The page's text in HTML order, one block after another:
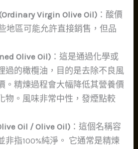
Virgin Olive Oil) ：酸價
地區可能允許直接銷售，但品
Olive Oil) ：這是通過化學或
過的橄欖油，目的是去除不良風
。精煉過程會大幅降低其營養價
物。風味非常中性，發煙點較
Oil / Olive Oil) ：這個名稱容
非指100%純淨。 它通常是精煉